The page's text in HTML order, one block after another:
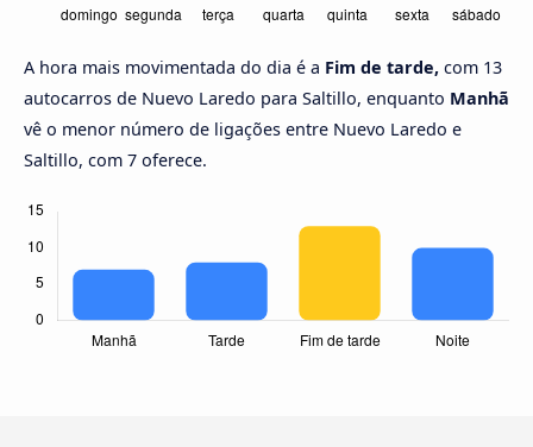
A hora mais movimentada do dia é a Fim de tarde, com 13
autocarros de Nuevo Laredo para Saltillo, enquanto Manhã
vê o menor número de ligações entre Nuevo Laredo e
Saltillo, com 7 oferece.